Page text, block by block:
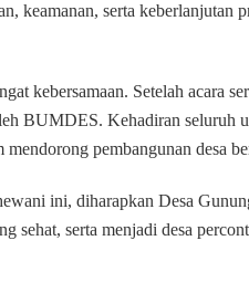
keamanan, serta keberlanjutan
kebersamaan. Setelah acara
BUMDES. Kehadiran seluruh
pembangunan desa
ini, diharapkan Desa
sehat, serta menjadi desa